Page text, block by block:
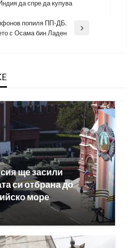
да спре да купува
попиля ПП-ДБ.
с Осама бин Ладен
ще засили
си отбрана до
море